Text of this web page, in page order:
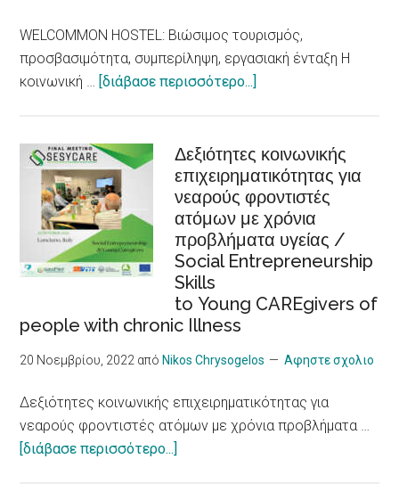
an
Increased
Risk
Problems,
New
Research
Shows
WELCOMMON HOSTEL: Βιώσιμος τουρισμός,
προσβασιμότητα, συμπερίληψη, εργασιακή ένταξη Η
κοινωνική … [διάβασε περισσότερο...]
Βιώσιμος
τουρισμός,
προσβασιμότητα,
συμπερίληψη,
εργασιακή
ένταξη
tourism,
inclusiveness,
integration,
social
Δεξιότητες κοινωνικής
επιχειρηματικότητας για
νεαρούς φροντιστές
ατόμων με χρόνια
προβλήματα υγείας /
Social Entrepreneurship
Skills
to Young CAREgivers of
people with chronic Illness
20 Νοεμβρίου, 2022 από Nikos Chrysogelos Αφηστε σχολιο
Δεξιότητες κοινωνικής επιχειρηματικότητας για
νεαρούς φροντιστές ατόμων με χρόνια προβλήματα …
[διάβασε περισσότερο...]